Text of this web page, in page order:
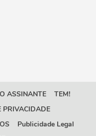
ASSINANTE
TEM!
PRIVACIDADE
Publicidade Legal